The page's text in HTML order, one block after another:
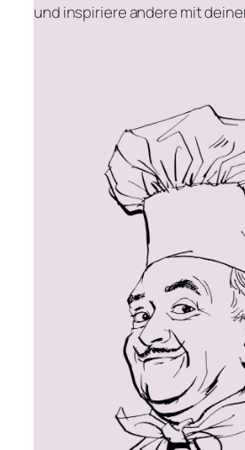
und inspiriere andere mit